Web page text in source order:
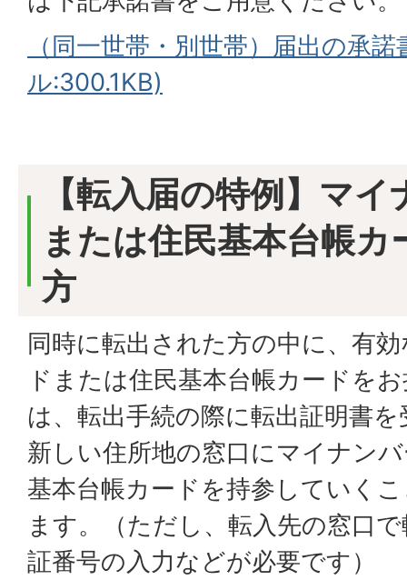
（同一世帯・別世帯）届出の承
ル:300.1KB)
【転入届の特例】マ
または住民基本台帳
方
同時に転出された方の中に、有
ドまたは住民基本台帳カードを
は、転出手続の際に転出証明書
新しい住所地の窓口にマイナン
基本台帳カードを持参していく
ます。（ただし、転入先の窓口
証番号の入力などが必要です）